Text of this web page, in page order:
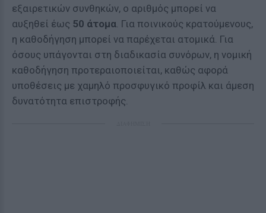
εξαιρετικών συνθηκών, ο αριθμός μπορεί να
αυξηθεί έως 50 άτομα. Για ποινικούς κρατούμενους,
η καθοδήγηση μπορεί να παρέχεται ατομικά. Για
όσους υπάγονται στη διαδικασία συνόρων, η νομική
καθοδήγηση προτεραιοποιείται, καθώς αφορά
υποθέσεις με χαμηλό προσφυγικό προφίλ και άμεση
δυνατότητα επιστροφής.